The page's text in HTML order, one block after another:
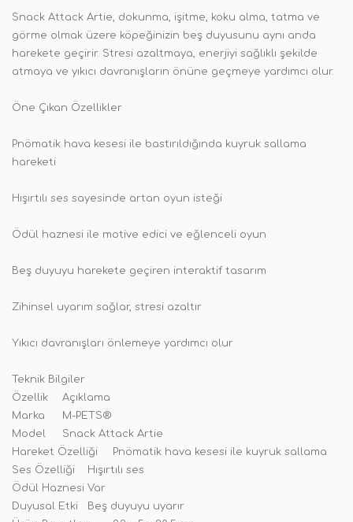
Snack Attack Artie, dokunma, işitme, koku alma, tatma ve
görme olmak üzere köpeğinizin beş duyusunu aynı anda
harekete geçirir. Stresi azaltmaya, enerjiyi sağlıklı şekilde
atmaya ve yıkıcı davranışların önüne geçmeye yardımcı olur.
Öne Çıkan Özellikler
Pnömatik hava kesesi ile bastırıldığında kuyruk sallama
hareketi
Hışırtılı ses sayesinde artan oyun isteği
Ödül haznesi ile motive edici ve eğlenceli oyun
Beş duyuyu harekete geçiren interaktif tasarım
Zihinsel uyarım sağlar, stresi azaltır
Yıkıcı davranışları önlemeye yardımcı olur
Teknik Bilgiler
Özellik
Açıklama
Marka
M-PETS®
Model
Snack Attack Artie
Hareket Özelliği
Pnömatik hava kesesi ile kuyruk sallama
Ses Özelliği
Hışırtılı ses
Ödül Haznesi Var
Duyusal Etki
Beş duyuyu uyarır